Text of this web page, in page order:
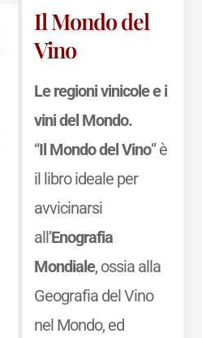
Il Mondo del
Vino
Le regioni vinicole e i
vini del Mondo.
“Il Mondo del Vino” è
il libro ideale per
avvicinarsi
all’Enografia
Mondiale, ossia alla
Geografia del Vino
nel Mondo, ed